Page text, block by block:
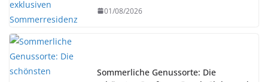
01/08/2026
Sommerliche Genussorte: Die